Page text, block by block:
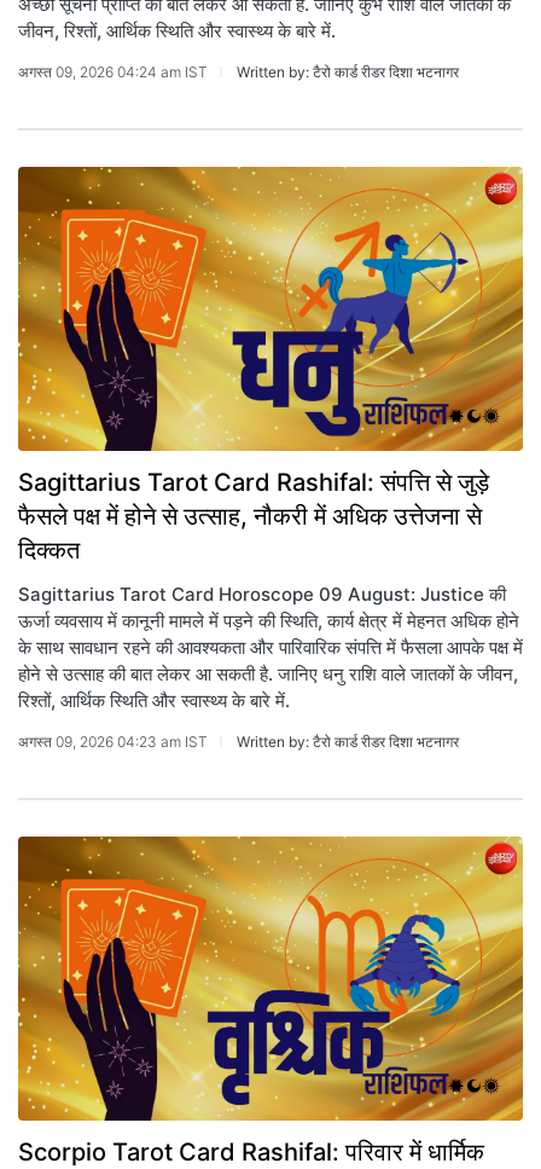
जीवन, रिश्तों, आर्थिक स्थिति और स्वास्थ्य के बारे में.
अगस्त 09, 2026 04:24 am IST Written by: टैरो कार्ड रीडर दिशा भटनागर
Sagittarius Tarot Card Rashifal: संपत्ति से जुड़े
फैसले पक्ष में होने से उत्साह, नौकरी में अधिक उत्तेजना से
दिक्कत
Sagittarius Tarot Card Horoscope 09 August: Justice की
ऊर्जा व्यवसाय में कानूनी मामले में पड़ने की स्थिति, कार्य क्षेत्र में मेहनत अधिक होने
के साथ सावधान रहने की आवश्यकता और पारिवारिक संपत्ति में फैसला आपके पक्ष में
होने से उत्साह की बात लेकर आ सकती है. जानिए धनु राशि वाले जातकों के जीवन,
रिश्तों, आर्थिक स्थिति और स्वास्थ्य के बारे में.
अगस्त 09, 2026 04:23 am IST Written by: टैरो कार्ड रीडर दिशा भटनागर
Scorpio Tarot Card Rashifal: परिवार में धार्मिक